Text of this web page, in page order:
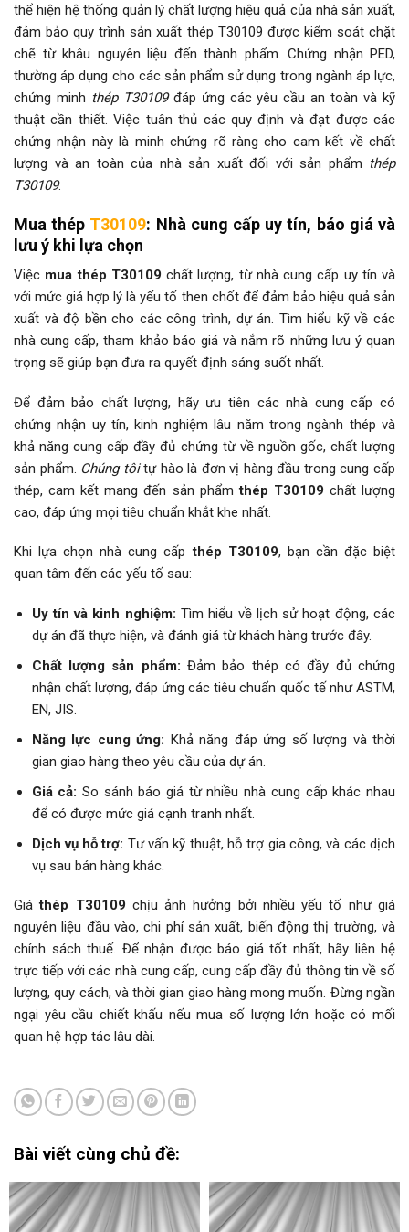
thể hiện hệ thống quản lý chất lượng hiệu quả của nhà sản xuất,
đảm bảo quy trình sản xuất thép T30109 được kiểm soát chặt
chẽ từ khâu nguyên liệu đến thành phẩm. Chứng nhận PED,
thường áp dụng cho các sản phẩm sử dụng trong ngành áp lực,
chứng minh thép T30109đáp ứng các yêu cầu an toàn và kỹ
thuật cần thiết. Việc tuân thủ các quy định và đạt được các
chứng nhận này là minh chứng rõ ràng cho cam kết về chất
lượng và an toàn của nhà sản xuất đối với sản phẩm thép
T30109.
Mua thép T30109: Nhà cung cấp uy tín, báo giá và
lưu ý khi lựa chọn
Việc mua thép T30109 chất lượng, từ nhà cung cấp uy tín và
với mức giá hợp lý là yếu tố then chốt để đảm bảo hiệu quả sản
xuất và độ bền cho các công trình, dự án. Tìm hiểu kỹ về các
nhà cung cấp, tham khảo báo giá và nắm rõ những lưu ý quan
trọng sẽ giúp bạn đưa ra quyết định sáng suốt nhất.
Để đảm bảo chất lượng, hãy ưu tiên các nhà cung cấp có
chứng nhận uy tín, kinh nghiệm lâu năm trong ngành thép và
khả năng cung cấp đầy đủ chứng từ về nguồn gốc, chất lượng
sản phẩm. Chúng tôitự hào là đơn vị hàng đầu trong cung cấp
thép, cam kết mang đến sản phẩmthép T30109 chất lượng
cao, đáp ứng mọi tiêu chuẩn khắt khe nhất.
Khi lựa chọn nhà cung cấpthép T30109, bạn cần đặc biệt
quan tâm đến các yếu tố sau:
Uy tín và kinh nghiệm: Tìm hiểu về lịch sử hoạt động, các
dự án đã thực hiện, và đánh giá từ khách hàng trước đây.
Chất lượng sản phẩm: Đảm bảo thép có đầy đủ chứng
nhận chất lượng, đáp ứng các tiêu chuẩn quốc tế như ASTM,
EN, JIS.
Năng lực cung ứng: Khả năng đáp ứng số lượng và thời
gian giao hàng theo yêu cầu của dự án.
Giá cả: So sánh báo giá từ nhiều nhà cung cấp khác nhau
để có được mức giá cạnh tranh nhất.
Dịch vụ hỗ trợ: Tư vấn kỹ thuật, hỗ trợ gia công, và các dịch
vụ sau bán hàng khác.
Giáthép T30109 chịu ảnh hưởng bởi nhiều yếu tố như giá
nguyên liệu đầu vào, chi phí sản xuất, biến động thị trường, và
chính sách thuế. Để nhận được báo giá tốt nhất, hãy liên hệ
trực tiếp với các nhà cung cấp, cung cấp đầy đủ thông tin về số
lượng, quy cách, và thời gian giao hàng mong muốn. Đừng ngần
ngại yêu cầu chiết khấu nếu mua số lượng lớn hoặc có mối
quan hệ hợp tác lâu dài.
Bài viết cùng chủ đề: